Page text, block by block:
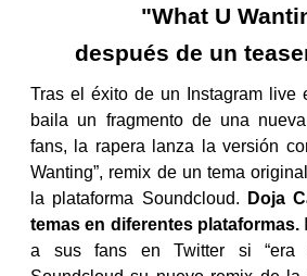
"What U
después de un
Tras el éxito de un Instagram live
baila un fragmento de una
fans, la rapera lanza la versión
Wanting”, remix de un tema
la plataforma Soundcloud.
Doja
temas en diferentes plataformas.
a sus fans en Twitter si “era